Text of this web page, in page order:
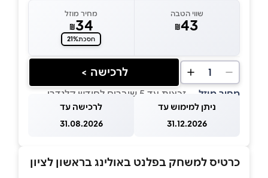
שווי הטבה
₪43
מחיר מוזל
₪34
חסכת21%
1 לרכישה >
מחיר מוזל — זכאות עד 5 שוברים לחודש קלנדרי
ניתן למימוש עד
31.12.2026
לרכישה עד
31.08.2026
כרטיס למשחק בפלנט באולינג בראשון לציון